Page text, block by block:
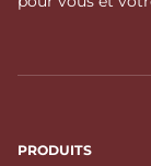
PRODUITS